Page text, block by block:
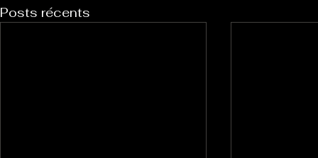
Posts récents